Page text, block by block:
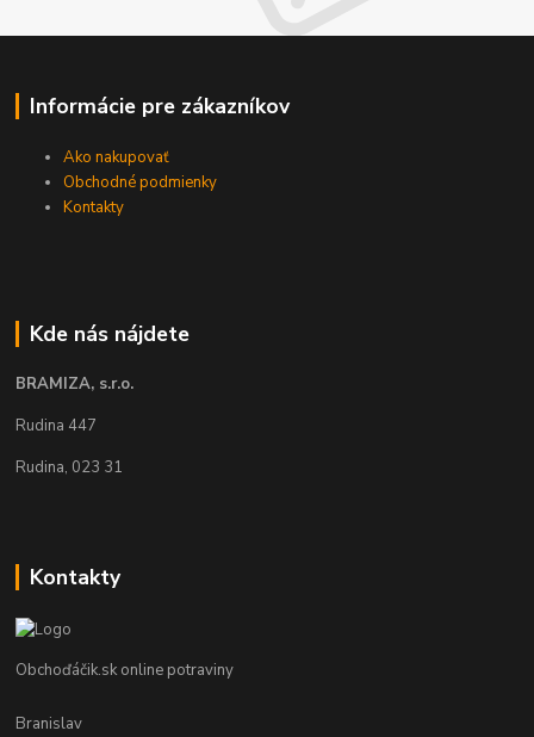
Informácie pre zákazníkov
Ako nakupovať
Obchodné podmienky
Kontakty
Kde nás nájdete
BRAMIZA, s.r.o.
Rudina 447
Rudina, 023 31
Kontakty
Obchoďáčik.sk online potraviny
Branislav